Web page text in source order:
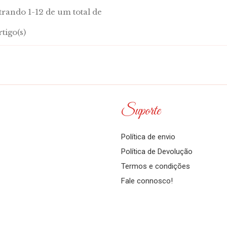
1-12 de um total de
Suporte
Política de envio
Política de Devolução
Termos e condições
Fale connosco!